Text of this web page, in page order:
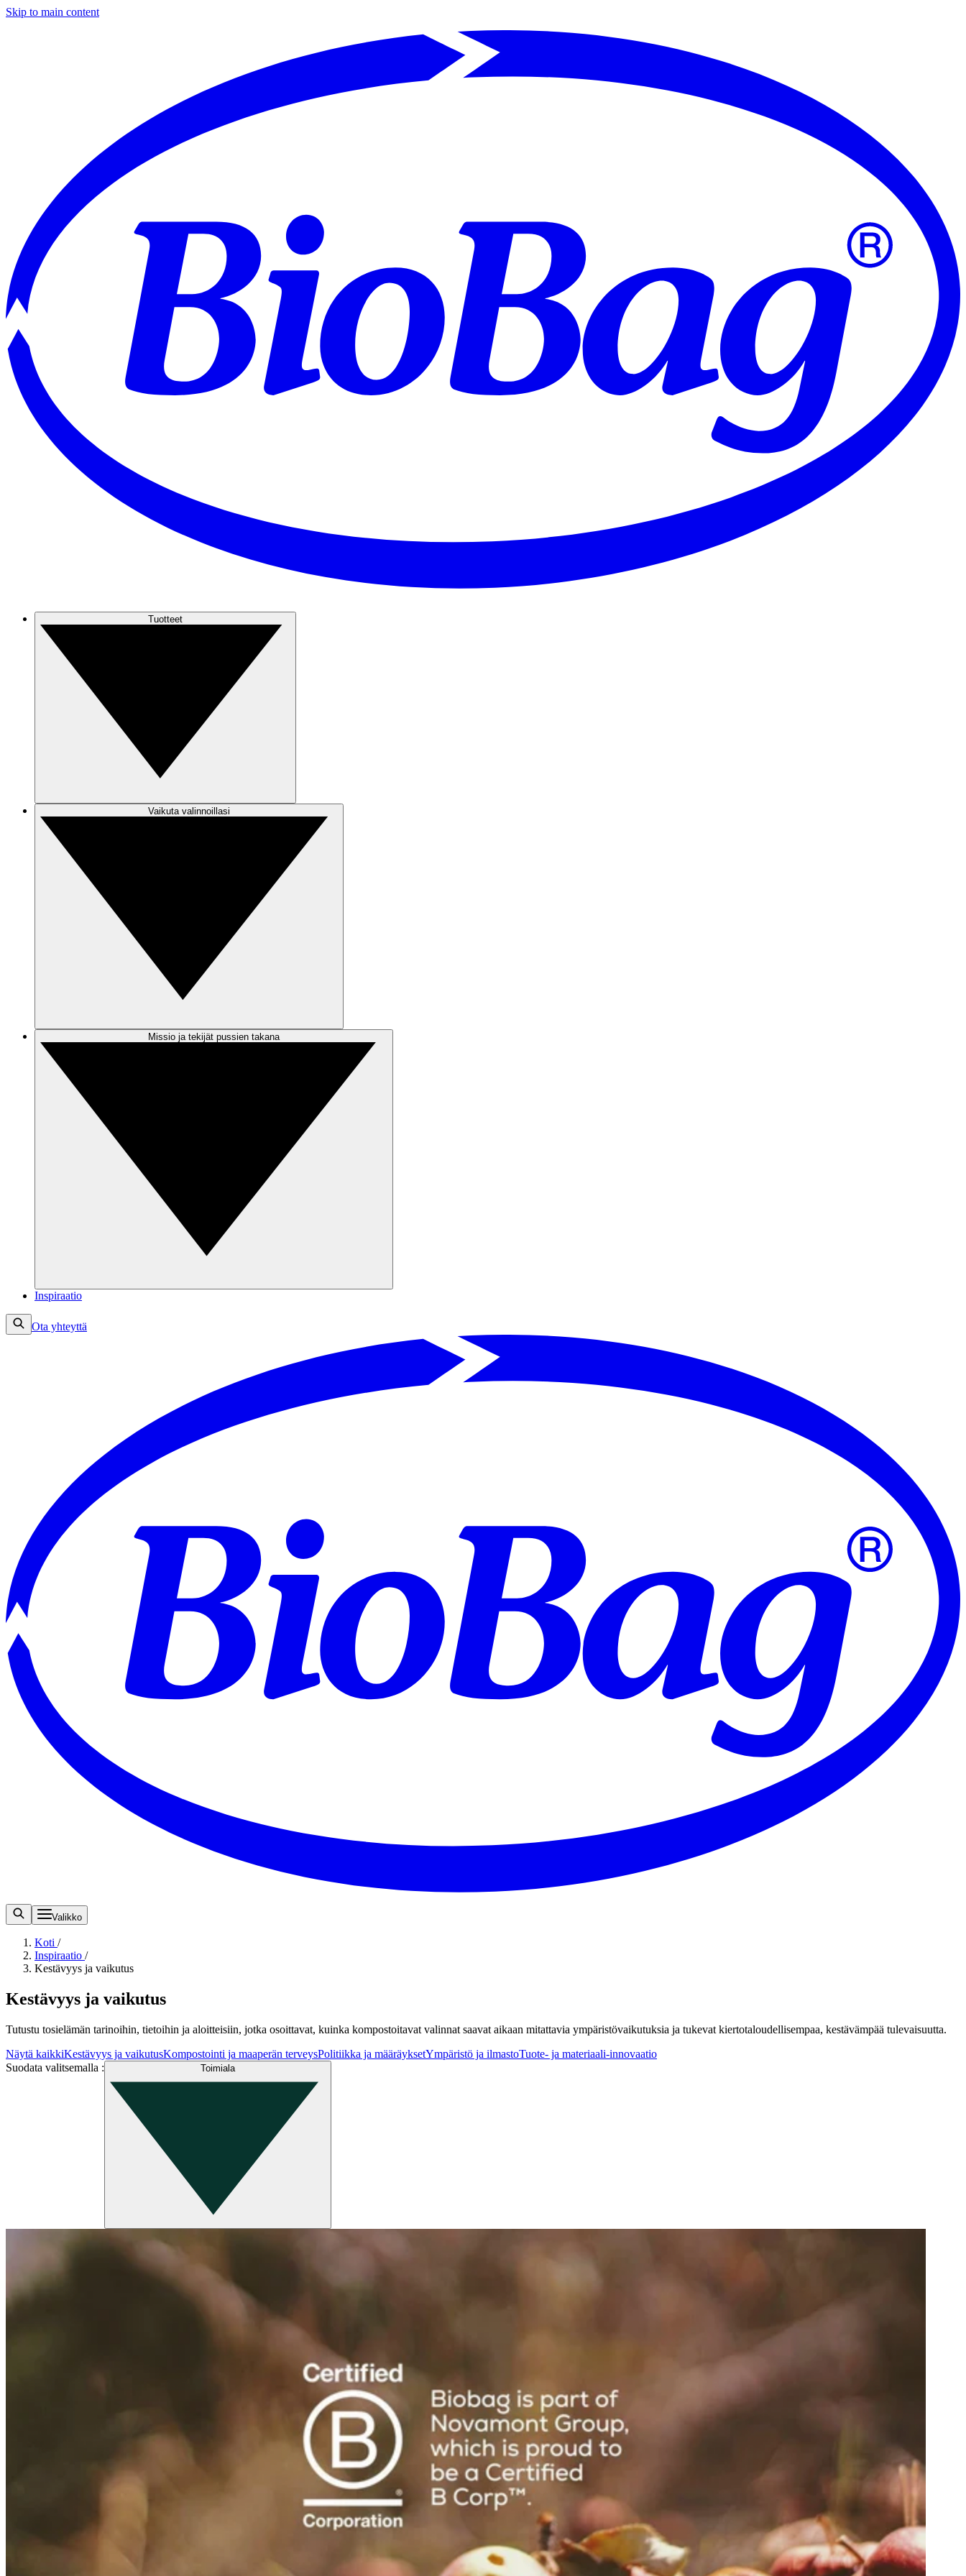
Skip to main content
Tuotteet
Vaikuta valinnoillasi
Missio ja tekijät pussien takana
Inspiraatio
Ota yhteyttä
Valikko
Koti /
Inspiraatio /
Kestävyys ja vaikutus
Kestävyys ja vaikutus
Tutustu tosielämän tarinoihin, tietoihin ja aloitteisiin, jotka osoittavat, kuinka kompostoitavat valinnat saavat aikaan mitattavia ympäristövaikutuksia ja tukevat kiertotaloudellisempaa, kestävämpää tulevaisuutta.
Näytä kaikkiKestävyys ja vaikutusKompostointi ja maaperän terveysPolitiikka ja määräyksetYmpäristö ja ilmastoTuote- ja materiaali-innovaatio
Suodata valitsemalla : Toimiala